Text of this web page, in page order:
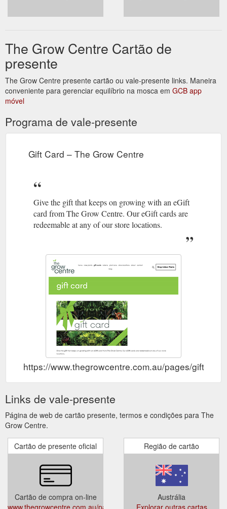
The Grow Centre Cartão de
presente
The Grow Centre presente cartão ou vale-presente links. Maneira
conveniente para gerenciar equilíbrio na mosca em GCB app
móvel
Programa de vale-presente
Gift Card – The Grow Centre
Give the gift that keeps on growing with an eGift
card from The Grow Centre. Our eGift cards are
redeemable at any of our store locations.
https://www.thegrowcentre.com.au/pages/gift-card
Links de vale-presente
Página de web de cartão presente, termos e condições para The
Grow Centre.
Cartão de presente oficial
Cartão de compra on-line
www.thegrowcentre.com.au/pages/gift-
Região de cartão
Austrália
Explorar outras cartas